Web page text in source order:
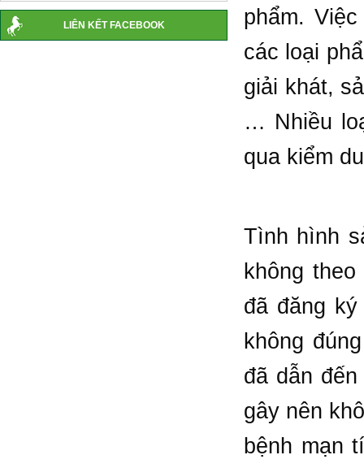
LIÊN KẾT FACEBOOK
phẩm.
các loại
giải khát,
… Nhiều
qua kiểm
Tình hình
không
đã đăng
không
đã dẫn
gây nên
bệnh mạn